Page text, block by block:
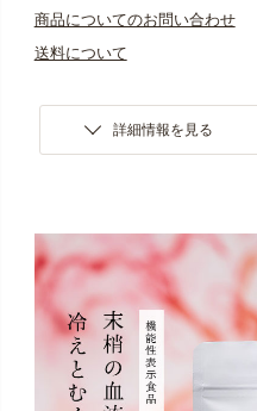
商品についてのお問い合わせ
送料について
詳細情報を見る